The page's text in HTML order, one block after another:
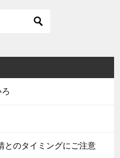
とのタイミングにご注意